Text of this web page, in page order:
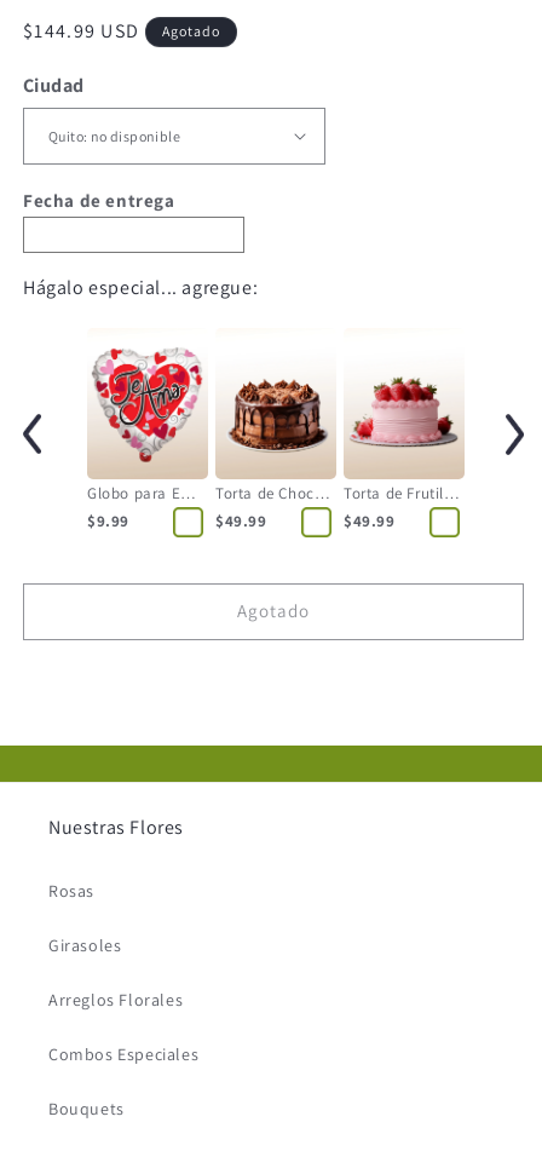
modal
Precio
$144.99 USD Agotado
Ciudad
Fecha de entrega
Hágalo especial... agregue:
Globo para Enamorados - Forma de Corazón - Grande
$9.99
Torta de Chocolate
$49.99
Torta de Frutilla - 12 Personas
$49.99
Agotado
Nuestras Flores
Rosas
Girasoles
Arreglos Florales
Combos Especiales
Bouquets